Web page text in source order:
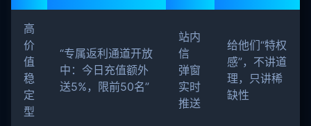
高
价
值
稳
定
型
“专属返利通道开放
中：今日充值额外
送5%，限前50名”
站内
信
弹窗
实时
推送
给他们“特权
感”，不讲道
理，只讲稀
缺性